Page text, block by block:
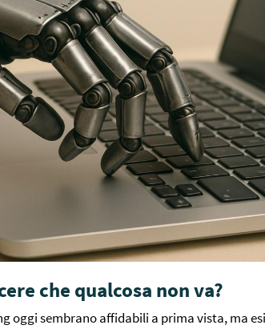
che qualcosa non va?
oggi sembrano affidabili a prima vista, ma